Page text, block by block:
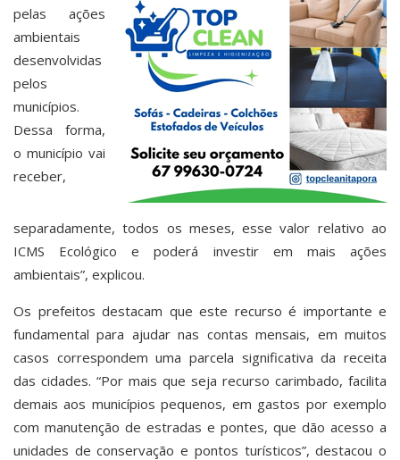
pelas ações
ambientais
desenvolvidas
pelos
municípios.
Dessa forma,
o município vai
receber,
separadamente, todos os meses, esse valor relativo ao
ICMS Ecológico e poderá investir em mais ações
ambientais”, explicou.
Os prefeitos destacam que este recurso é importante e
fundamental para ajudar nas contas mensais, em muitos
casos correspondem uma parcela significativa da receita
das cidades. “Por mais que seja recurso carimbado, facilita
demais aos municípios pequenos, em gastos por exemplo
com manutenção de estradas e pontes, que dão acesso a
unidades de conservação e pontos turísticos”, destacou o